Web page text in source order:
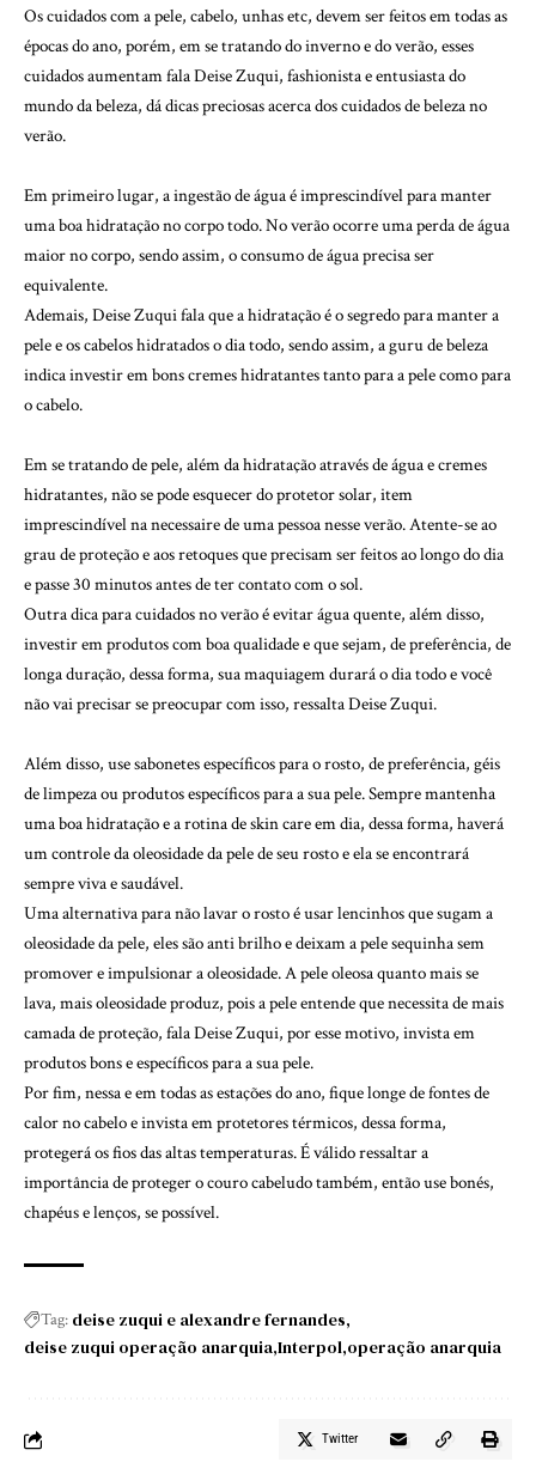
Os cuidados com a pele, cabelo, unhas etc, devem ser feitos em todas as
épocas do ano, porém, em se tratando do inverno e do verão, esses
cuidados aumentam fala Deise Zuqui, fashionista e entusiasta do
mundo da beleza, dá dicas preciosas acerca dos cuidados de beleza no
verão.
Em primeiro lugar, a ingestão de água é imprescindível para manter
uma boa hidratação no corpo todo. No verão ocorre uma perda de água
maior no corpo, sendo assim, o consumo de água precisa ser
equivalente.
Ademais, Deise Zuqui fala que a hidratação é o segredo para manter a
pele e os cabelos hidratados o dia todo, sendo assim, a guru de beleza
indica investir em bons cremes hidratantes tanto para a pele como para
o cabelo.
Em se tratando de pele, além da hidratação através de água e cremes
hidratantes, não se pode esquecer do protetor solar, item
imprescindível na necessaire de uma pessoa nesse verão. Atente-se ao
grau de proteção e aos retoques que precisam ser feitos ao longo do dia
e passe 30 minutos antes de ter contato com o sol.
Outra dica para cuidados no verão é evitar água quente, além disso,
investir em produtos com boa qualidade e que sejam, de preferência, de
longa duração, dessa forma, sua maquiagem durará o dia todo e você
não vai precisar se preocupar com isso, ressalta Deise Zuqui.
Além disso, use sabonetes específicos para o rosto, de preferência, géis
de limpeza ou produtos específicos para a sua pele. Sempre mantenha
uma boa hidratação e a rotina de skin care em dia, dessa forma, haverá
um controle da oleosidade da pele de seu rosto e ela se encontrará
sempre viva e saudável.
Uma alternativa para não lavar o rosto é usar lencinhos que sugam a
oleosidade da pele, eles são anti brilho e deixam a pele sequinha sem
promover e impulsionar a oleosidade. A pele oleosa quanto mais se
lava, mais oleosidade produz, pois a pele entende que necessita de mais
camada de proteção, fala Deise Zuqui, por esse motivo, invista em
produtos bons e específicos para a sua pele.
Por fim, nessa e em todas as estações do ano, fique longe de fontes de
calor no cabelo e invista em protetores térmicos, dessa forma,
protegerá os fios das altas temperaturas. É válido ressaltar a
importância de proteger o couro cabeludo também, então use bonés,
chapéus e lenços, se possível.
Tag: deise zuqui e alexandre fernandes
deise zuqui operação anarquia Interpol operação anarquia
Twitter